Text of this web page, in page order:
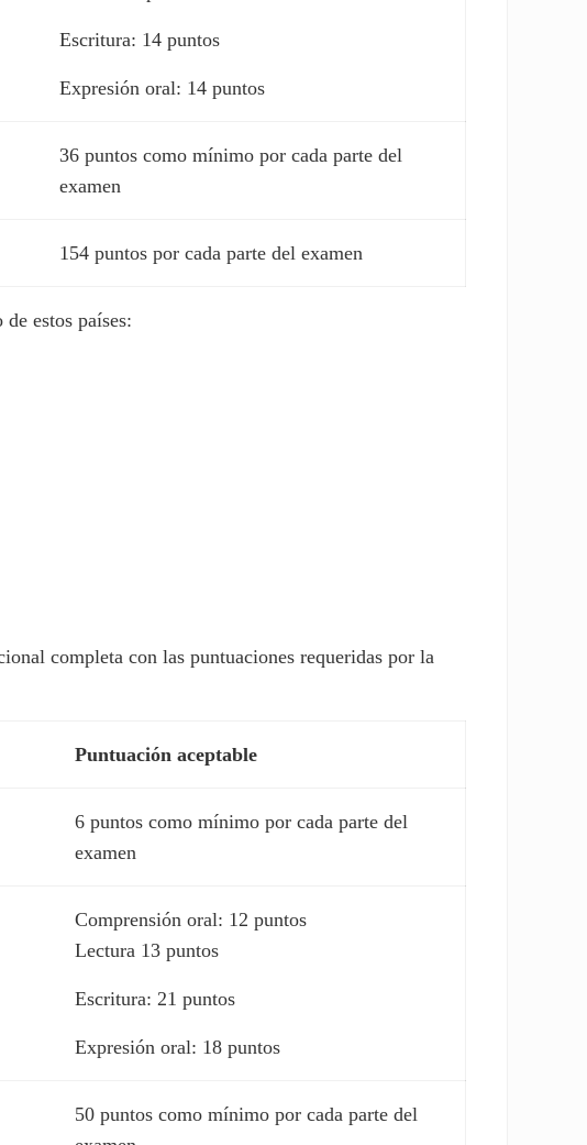
Escritura: 14 puntos
Expresión oral: 14 puntos
36 puntos como mínimo por cada parte del
examen
154 puntos por cada parte del examen
estos países:
completa con las puntuaciones requeridas por la
Puntuación aceptable
6 puntos como mínimo por cada parte del
examen
Comprensión oral: 12 puntos
Lectura 13 puntos
Escritura: 21 puntos
Expresión oral: 18 puntos
50 puntos como mínimo por cada parte del